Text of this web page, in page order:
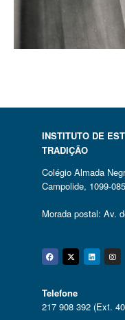
INSTITUTO DE
TRADIÇÃO
Colégio Almada
Campolide, 1099-
Morada postal: Av.
Twitter
Telefone
217 908 392 (Ext.